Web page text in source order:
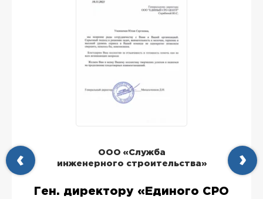
ООО «Служба
инженерного строительства»
Ген. директору «Единого СРО